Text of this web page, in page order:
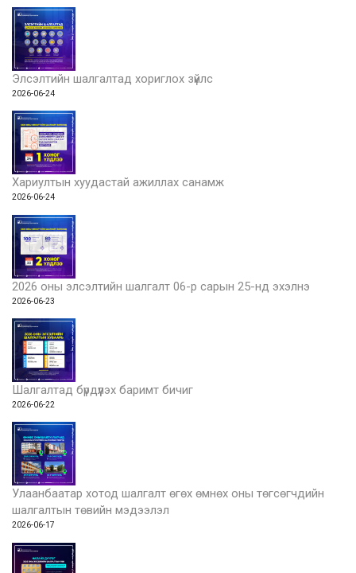
Элсэлтийн шалгалтад хориглох зүйлс
2026-06-24
Хариултын хуудастай ажиллах санамж
2026-06-24
2026 оны элсэлтийн шалгалт 06-р сарын 25-нд эхэлнэ
2026-06-23
Шалгалтад бүрдүүлэх баримт бичиг
2026-06-22
Улаанбаатар хотод шалгалт өгөх өмнөх оны төгсөгчдийн
шалгалтын төвийн мэдээлэл
2026-06-17